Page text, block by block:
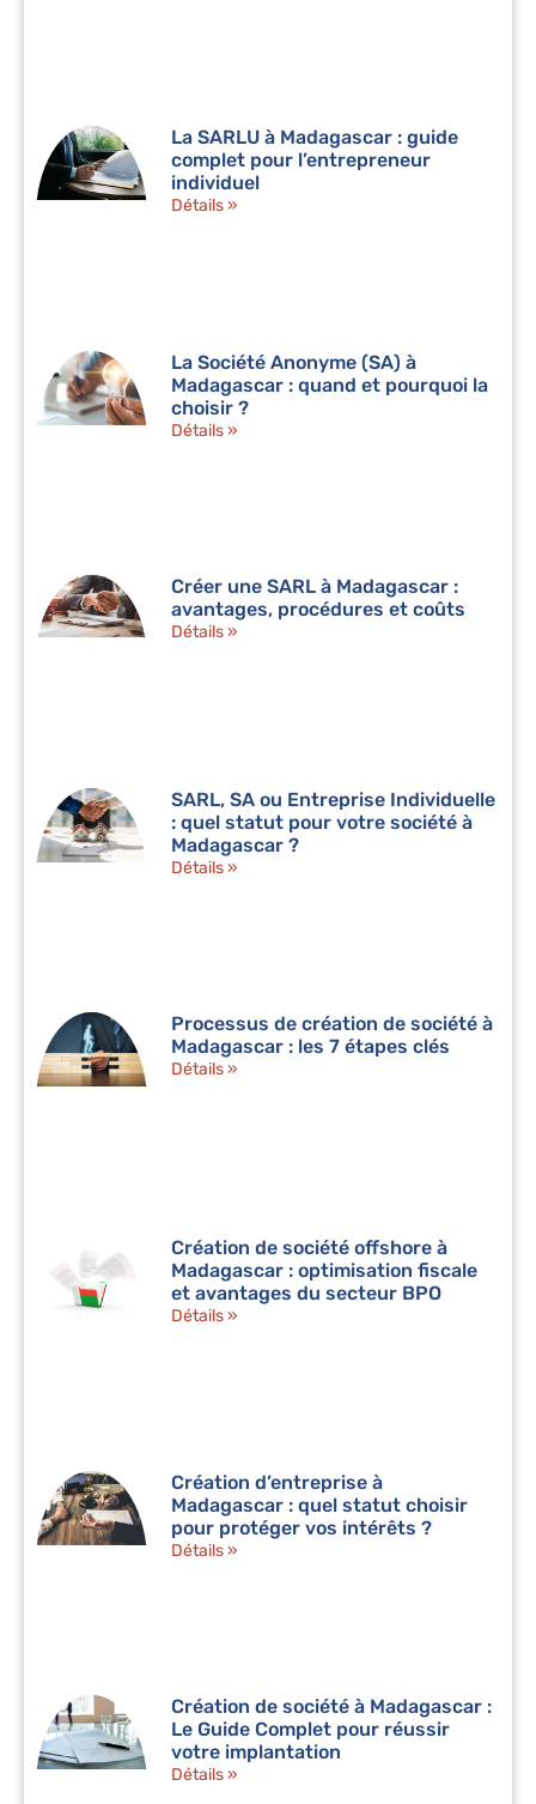
La SARLU à Madagascar : guide
complet pour l’entrepreneur
individuel
Détails »
La Société Anonyme (SA) à
Madagascar : quand et pourquoi la
choisir ?
Détails »
Créer une SARL à Madagascar :
avantages, procédures et coûts
Détails »
SARL, SA ou Entreprise Individuelle
: quel statut pour votre société à
Madagascar ?
Détails »
Processus de création de société à
Madagascar : les 7 étapes clés
Détails »
Création de société offshore à
Madagascar : optimisation fiscale
et avantages du secteur BPO
Détails »
Création d’entreprise à
Madagascar : quel statut choisir
pour protéger vos intérêts ?
Détails »
Création de société à Madagascar :
Le Guide Complet pour réussir
votre implantation
Détails »